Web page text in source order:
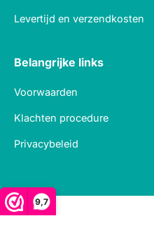
9,7
Levertijd en verzendkosten
Belangrijke links
Voorwaarden
Klachten procedure
Privacybeleid